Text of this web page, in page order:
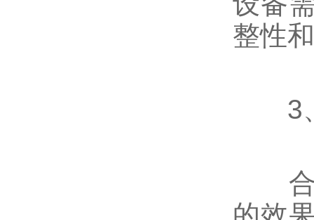
整性
3、
合